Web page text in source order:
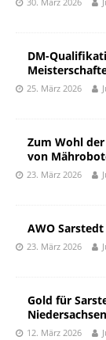
DM-
25. März 2026
Zum Wohl
von
23. März 2026
AWO
23. März 2026
Gold für
12. März 2026